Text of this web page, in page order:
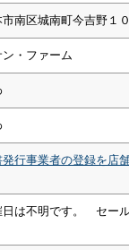
南区城南町今吉野１
・ファーム
行事業者の登録を店
日は不明です。 セー